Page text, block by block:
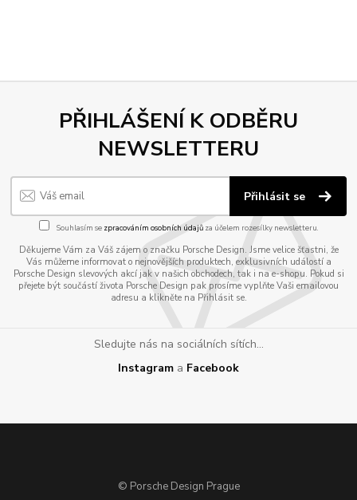
PŘIHLÁŠENÍ K ODBĚRU
NEWSLETTERU
Přihlásit se
Souhlasím se zpracováním osobních údajůza účelem rozesílky newsletteru.
Děkujeme Vám za Váš zájem o značku Porsche Design. Jsme velice šťastni, že
Vás můžeme informovat o nejnovějších produktech, exklusivních událostí a
Porsche Design slevových akcí jak v našich obchodech, tak i na e-shopu. Pokud si
přejete být součástí života Porsche Design pak prosíme vyplňte Vaši emailovou
adresu a klikněte na Přihlásit se.
Sledujte nás na sociálních sítích...
Instagram a Facebook
© Porsche Design Prague